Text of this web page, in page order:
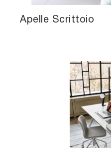
Apelle Scrittoio